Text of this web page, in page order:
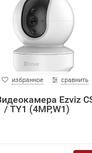
избранное сравнить
Ezviz
/ TY1 (4MP,W1)